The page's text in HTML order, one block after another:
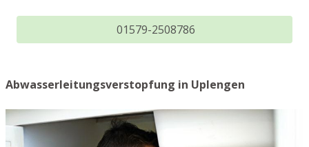
01579-2508786
Abwasserleitungsverstopfung in Uplengen